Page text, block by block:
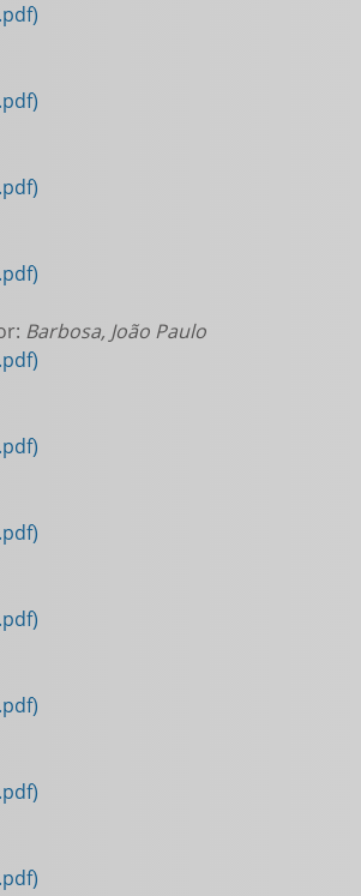
Barbosa, João Paulo